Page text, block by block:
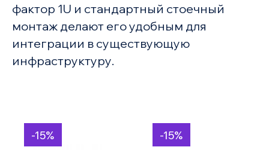
фактор 1U и стандартный стоечный
монтаж делают его удобным для
интеграции в существующую
инфраструктуру.
-15% -15%